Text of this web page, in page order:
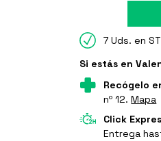
7 Uds. en
Si estás en
Recógelo
nº 12.Mapa
Click
Entrega